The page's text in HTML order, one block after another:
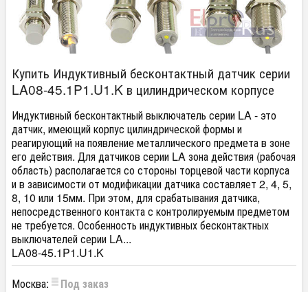
Купить Индуктивный бесконтактный датчик серии
LA08-45.1P1.U1.K в цилиндрическом корпусе
Индуктивный бесконтактный выключатель серии LA - это
датчик, имеющий корпус цилиндрической формы и
реагирующий на появление металлического предмета в зоне
его действия. Для датчиков серии LA зона действия (рабочая
область) располагается со стороны торцевой части корпуса
и в зависимости от модификации датчика составляет 2, 4, 5,
8, 10 или 15мм. При этом, для срабатывания датчика,
непосредственного контакта с контролируемым предметом
не требуется. Особенность индуктивных бесконтактных
выключателей серии LA...
LA08-45.1P1.U1.K
Москва:
Под заказ